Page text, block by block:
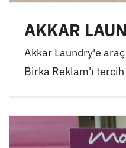
AKKAR
Akkar Laundry'e
Birka Reklam'ı